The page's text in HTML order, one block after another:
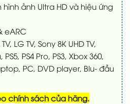
ảnh Ultra HD và hiệu ứng
eARC
LG TV, Sony 8K UHD TV,
PS4 Pro, PS3, Xbox 360,
PC, DVD player, Blu- đầu
chính sách của hãng.